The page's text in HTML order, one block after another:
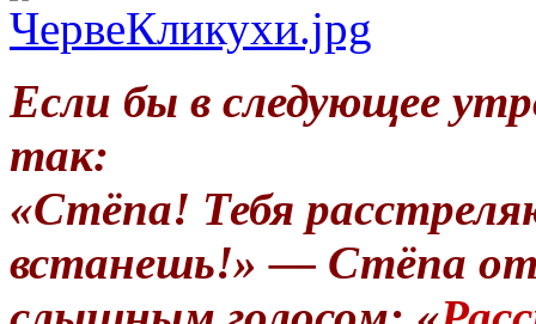
Если бы в следующее
так:
«Стёпа! Тебя
встанешь!» — Стёпа